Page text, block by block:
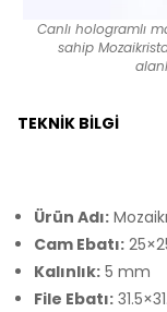
Canlı hologramlı
sahip
TEKNIK BILGI
Ürün Adı:
Cam Ebatı:
Kalınlık: 5 mm
File Ebatı: